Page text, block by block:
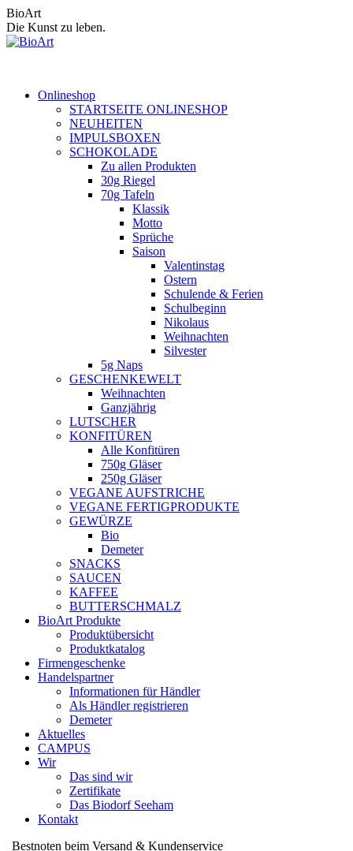
Zum
Inhalt
springen
BioArt
Die Kunst zu leben.
Onlineshop
STARTSEITE ONLINESHOP
NEUHEITEN
IMPULSBOXEN
SCHOKOLADE
Zu allen Produkten
30g Riegel
70g Tafeln
Klassik
Motto
Sprüche
Saison
Valentinstag
Ostern
Schulende & Ferien
Schulbeginn
Nikolaus
Weihnachten
Silvester
5g Naps
GESCHENKEWELT
Weihnachten
Ganzjährig
LUTSCHER
KONFITÜREN
Alle Konfitüren
750g Gläser
250g Gläser
VEGANE AUFSTRICHE
VEGANE FERTIGPRODUKTE
GEWÜRZE
Bio
Demeter
SNACKS
SAUCEN
KAFFEE
BUTTERSCHMALZ
BioArt Produkte
Produktübersicht
Produktkatalog
Firmengeschenke
Handelspartner
Informationen für Händler
Als Händler registrieren
Demeter
Aktuelles
CAMPUS
Wir
Das sind wir
Zertifikate
Das Biodorf Seeham
Kontakt
Bestnoten beim Versand & Kundenservice